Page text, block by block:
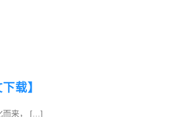
载】
而来， […]